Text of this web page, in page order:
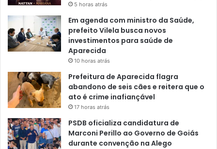
5 horas atrás
Em agenda com ministro da Saúde,
prefeito Vilela busca novos
investimentos para saúde de
Aparecida
10 horas atrás
Prefeitura de Aparecida flagra
abandono de seis cães e reitera que o
ato é crime inafiançável
17 horas atrás
PSDB oficializa candidatura de
Marconi Perillo ao Governo de Goiás
durante convenção na Alego